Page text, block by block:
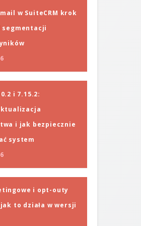
w SuiteCRM krok
segmentacji
i 7.15.2:
i jak bezpiecznie
system
i opt-outy
jak to działa w wersji